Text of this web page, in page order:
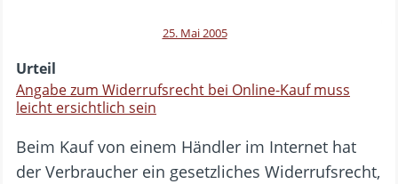
25. Mai 2005
Urteil
Angabe zum Widerrufsrecht bei Online-Kauf muss
leicht ersichtlich sein
Beim Kauf von einem Händler im Internet hat
der Verbraucher ein gesetzliches Widerrufsrecht,